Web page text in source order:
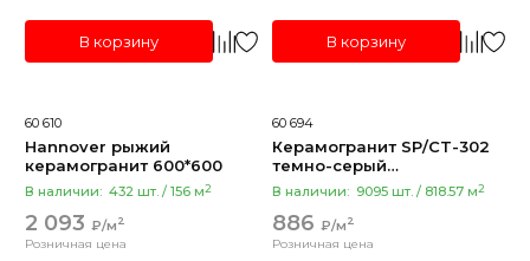
Показать все
8мм
12мм
7мм
9,5
В корзину В корзину
60 610
Hannover рыжий
керамогранит 600*600
В наличии: 432 шт. / 156 м2
2 093 ₽/м2
Розничная цена
60 694
Керамогранит SP/CT-302
темно-серый
калиброванный
В наличии: 9095 шт. / 818.57 м2
886 ₽/м2
Розничная цена